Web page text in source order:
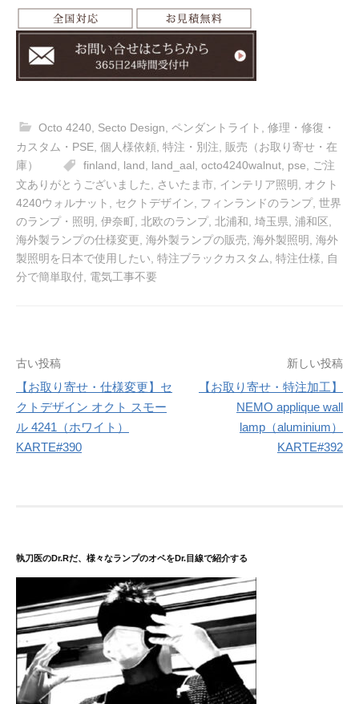
Octo 4240 Secto Design ペンダントライト
修理・修復・
カスタム・PSE 個人様依頼 特注・別注
販売（お取り寄せ・在
庫）
finland land land_aal octo4240walnut pse
ご注
文ありがとうございました, さいたま市, インテリア照明, オクト
4240ウォルナット , セクトデザイン, フィンランドのランプ, 世界
のランプ・照明, 伊奈町, 北欧のランプ, 北浦和, 埼玉県, 浦和区,
海外製ランプの仕様変更, 海外製ランプの販売, 海外製照明, 海外
製照明を日本で使用したい, 特注ブラックカスタム, 特注仕様, 自
分で簡単取付, 電気工事不要
投
稿
ナ
ビ
ン
古い投稿
【お取り寄せ・仕様変更】セ
クトデザイン オクト スモー
ル 4241（ホワイト）
KARTE#390
新しい投稿
【お取り寄せ・特注加工】
NEMO applique wall
lamp（aluminium）
KARTE#392
執刀医のDr.Rだ、様々なランプのオペをDr.目線で紹介する